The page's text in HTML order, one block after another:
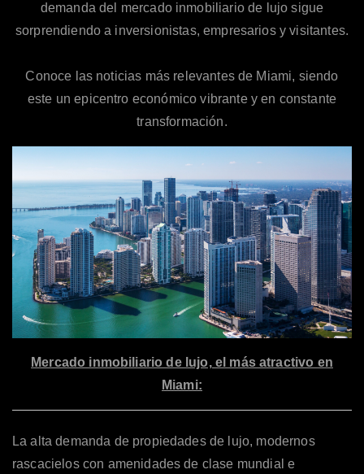
demanda del mercado inmobiliario de lujo sigue
sorprendiendo a inversionistas, empresarios y visitantes.
Conoce las noticias más relevantes de Miami, siendo
este un epicentro económico vibrante y en constante
transformación.
Mercado inmobiliario de lujo, el más atractivo en
Miami:
La alta demanda de propiedades de lujo, modernos
rascacielos con amenidades de clase mundial e